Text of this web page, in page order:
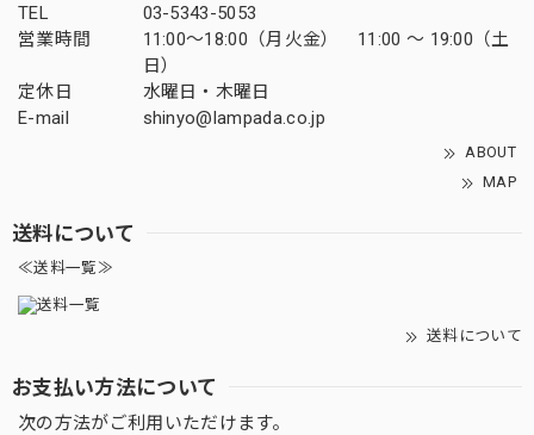
TEL
03-5343-5053
営業時間
11:00～18:00（月火金） 11:00 ～ 19:00（土
日）
定休日
水曜日・木曜日
E-mail
shinyo@lampada.co.jp
ABOUT
MAP
送料について
≪送料一覧≫
送料について
お支払い方法について
次の方法がご利用いただけます。